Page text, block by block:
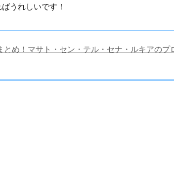
うれしいです！
とめ！マサト・セン・テル・セナ・ルキアのプ